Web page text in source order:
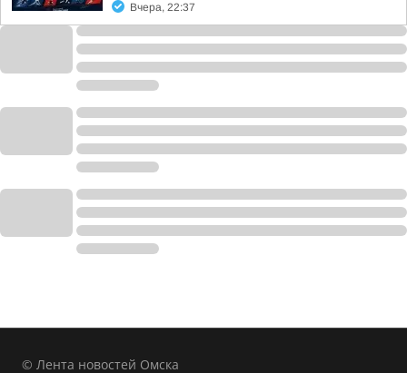
Вчера, 22:37
© Лента новостей Омска